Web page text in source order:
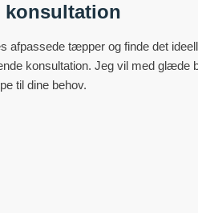
konsultation
tæpper og finde det
konsultation. Jeg vil med
til dine behov.